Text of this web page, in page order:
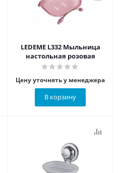
LEDEME L332 Мыльница
настольная розовая
Цену уточнять у менеджера
В корзину